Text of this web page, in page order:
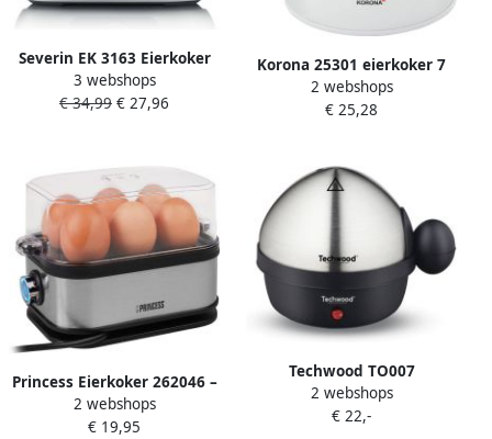
Severin EK 3163 Eierkoker
electrisch 3 eieren zilver
zwart
3 webshops
€ 34,99 € 27,96
Korona 25301 eierkoker 7
eieren 400 Watt
2 webshops
€ 25,28
Princess Eierkoker 262046 –
voor 1 tot 6 eitjes – 400 W
RVS Hard Zacht en Medium
2 webshops
€ 19,95
Techwood TO007
Multifunctionele Eierkoker
2 webshops
€ 22,-